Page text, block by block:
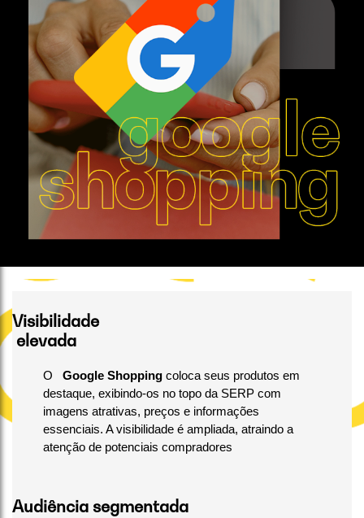
Visibilidade
elevada
O Google Shopping coloca seus produtos em
destaque, exibindo-os no topo da SERP com
imagens atrativas, preços e informações
essenciais. A visibilidade é ampliada, atraindo a
atenção de potenciais compradores
Audiência segmentada